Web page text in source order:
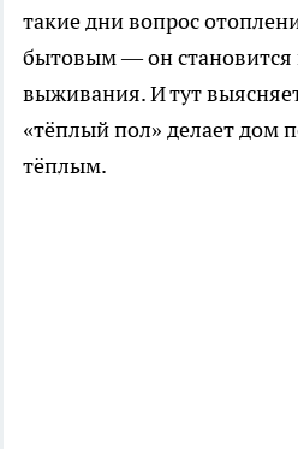
такие дни вопрос
бытовым — он становится
выживания. И тут
«тёплый пол» делает дом
тёплым.